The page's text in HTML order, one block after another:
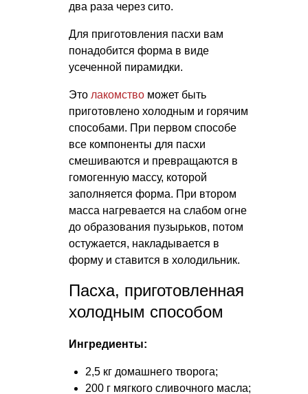
два раза через сито.
Для приготовления пасхи вам
понадобится форма в виде
усеченной пирамидки.
Это лакомство может быть
приготовлено холодным и горячим
способами. При первом способе
все компоненты для пасхи
смешиваются и превращаются в
гомогенную массу, которой
заполняется форма. При втором
масса нагревается на слабом огне
до образования пузырьков, потом
остужается, накладывается в
форму и ставится в холодильник.
Пасха, приготовленная
холодным способом
Ингредиенты:
2,5 кг домашнего творога;
200 г мягкого сливочного масла;